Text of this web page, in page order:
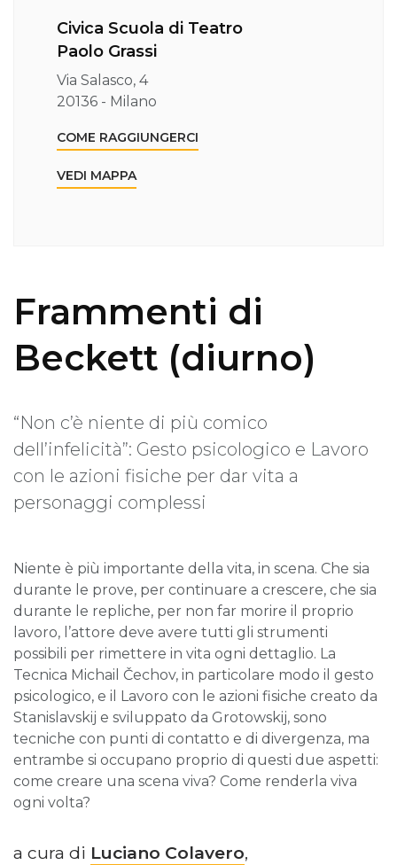
Civica Scuola di Teatro
Paolo Grassi
Via Salasco, 4
20136 - Milano
COME RAGGIUNGERCI
VEDI MAPPA
Frammenti di
Beckett (diurno)
“Non c’è niente di più comico
dell’infelicità”: Gesto psicologico e Lavoro
con le azioni fisiche per dar vita a
personaggi complessi
Niente è più importante della vita, in scena. Che sia
durante le prove, per continuare a crescere, che sia
durante le repliche, per non far morire il proprio
lavoro, l’attore deve avere tutti gli strumenti
possibili per rimettere in vita ogni dettaglio. La
Tecnica Michail Čechov, in particolare modo il gesto
psicologico, e il Lavoro con le azioni fisiche creato da
Stanislavskij e sviluppato da Grotowskij, sono
tecniche con punti di contatto e di divergenza, ma
entrambe si occupano proprio di questi due aspetti:
come creare una scena viva? Come renderla viva
ogni volta?
a cura di Luciano Colavero,